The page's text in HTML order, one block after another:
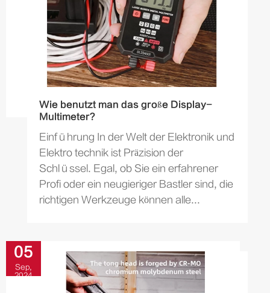
Wie benutzt man das große Display-
Multimeter?
Einführung In der Welt der Elektronik und
Elektro technik ist Präzision der
Schlüssel. Egal, ob Sie ein erfahrener
Profi oder ein neugieriger Bastler sind, die
richtigen Werkzeuge können alle...
05
Sep,
2024